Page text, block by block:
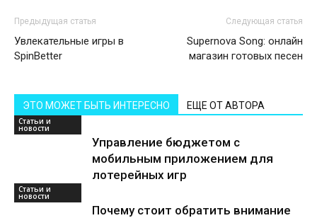
Предыдущая статья
Увлекательные игры в
SpinBetter
Следующая статья
Supernova Song: онлайн
магазин готовых песен
ЭТО МОЖЕТ БЫТЬ ИНТЕРЕСНО ЕЩЕ ОТ АВТОРА
Статьи и
новости
Управление бюджетом с
мобильным приложением для
лотерейных игр
Статьи и
новости
Почему стоит обратить внимание